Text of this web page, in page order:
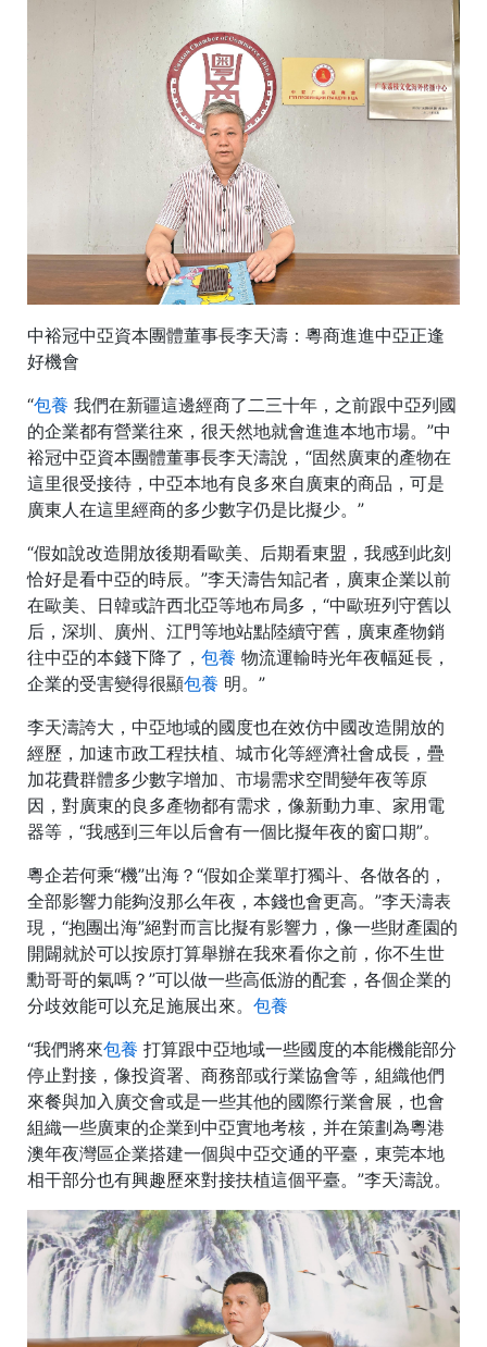
中裕冠中亞資本團體董事長李天濤：粵商進進中亞正逢
好機會
“包養 我們在新疆這邊經商了二三十年，之前跟中亞列國
的企業都有營業往來，很天然地就會進進本地市場。”中
裕冠中亞資本團體董事長李天濤說，“固然廣東的產物在
這里很受接待，中亞本地有良多來自廣東的商品，可是
廣東人在這里經商的多少數字仍是比擬少。”
“假如說改造開放後期看歐美、后期看東盟，我感到此刻
恰好是看中亞的時辰。”李天濤告知記者，廣東企業以前
在歐美、日韓或許西北亞等地布局多，“中歐班列守舊以
后，深圳、廣州、江門等地站點陸續守舊，廣東產物銷
往中亞的本錢下降了， 包養 物流運輸時光年夜幅延長，
企業的受害變得很顯包養 明。”
李天濤誇大，中亞地域的國度也在效仿中國改造開放的
經歷，加速市政工程扶植、城市化等經濟社會成長，疊
加花費群體多少數字增加、市場需求空間變年夜等原
因，對廣東的良多產物都有需求，像新動力車、家用電
器等，“我感到三年以后會有一個比擬年夜的窗口期”。
粵企若何乘“機”出海？“假如企業單打獨斗、各做各的，
全部影響力能夠沒那么年夜，本錢也會更高。”李天濤表
現，“抱團出海”絕對而言比擬有影響力，像一些財產園的
開闢就於可以按原打算舉辦在我來看你之前，你不生世
勳哥哥的氣嗎？”可以做一些高低游的配套，各個企業的
分歧效能可以充足施展出來。 包養
“我們將來包養 打算跟中亞地域一些國度的本能機能部分
停止對接，像投資署、商務部或行業協會等，組織他們
來餐與加入廣交會或是一些其他的國際行業會展，也會
組織一些廣東的企業到中亞實地考核，并在策劃為粵港
澳年夜灣區企業搭建一個與中亞交通的平臺，東莞本地
相干部分也有興趣歷來對接扶植這個平臺。”李天濤說。